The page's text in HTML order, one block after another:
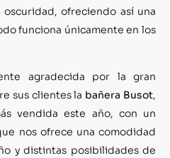
ofreciendo así una
funciona únicamente en los
agradecida por la gran
sus clientes la bañera Busot,
vendida este año, con un
nos ofrece una comodidad
y distintas posibilidades de